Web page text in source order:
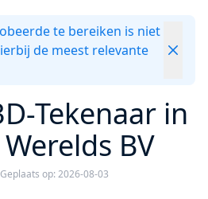
te bereiken is niet
de meest relevante
Tekenaar in
BV
Geplaats op: 2026-08-03